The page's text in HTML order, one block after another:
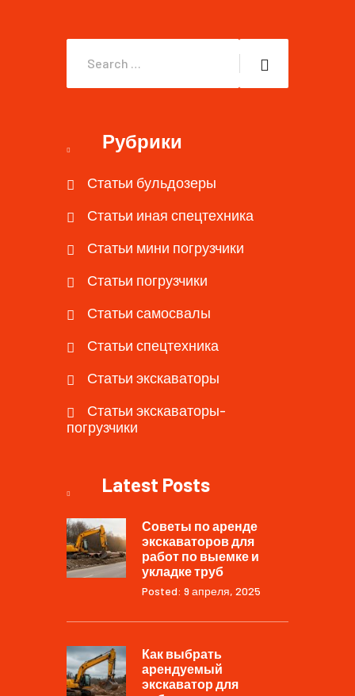
Рубрики
Статьи бульдозеры
Статьи иная спецтехника
Статьи мини погрузчики
Статьи погрузчики
Статьи самосвалы
Статьи спецтехника
Статьи экскаваторы
Статьи экскаваторы-
погрузчики
Latest Posts
Советы по аренде
экскаваторов для
работ по выемке и
укладке труб
Posted: 9 апреля, 2025
Как выбрать
арендуемый
экскаватор для